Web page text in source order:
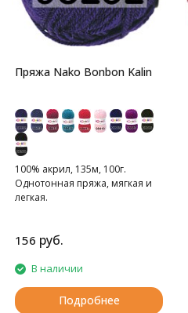
Пряжа Nako Bonbon Kalin
100% акрил, 135м, 100г.
Однотонная пряжа, мягкая и
легкая.
156 руб.
В наличии
Подробнее